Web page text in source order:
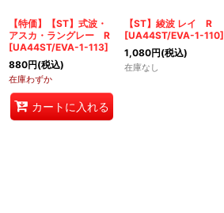
絞り込む
【特価】【ST】式波・
アスカ・ラングレー R
[UA44ST/EVA-1-113]
880円(税込)
在庫わずか
カートに入れる
【ST】綾波 レイ R
[UA44ST/EVA-1-110]
1,080円(税込)
在庫なし